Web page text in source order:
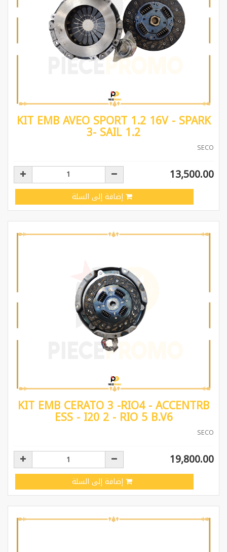
KIT EMB AVEO SPORT 1.2 16V - SPARK
3- SAIL 1.2
SECO
13,500.00
إضافة إلى السلة
KIT EMB CERATO 3 -RIO4 - ACCENTRB
ESS - I20 2 - RIO 5 B.V6
SECO
19,800.00
إضافة إلى السلة